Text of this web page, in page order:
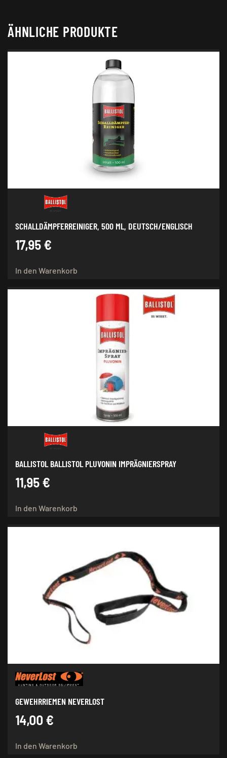
ÄHNLICHE PRODUKTE
SCHALLDÄMPFERREINIGER, 500 ML, DEUTSCH/ENGLISCH
17,95 €
In den Warenkorb
BALLISTOL BALLISTOL PLUVONIN IMPRÄGNIERSPRAY
11,95 €
In den Warenkorb
GEWEHRRIEMEN NEVERLOST
14,00 €
In den Warenkorb